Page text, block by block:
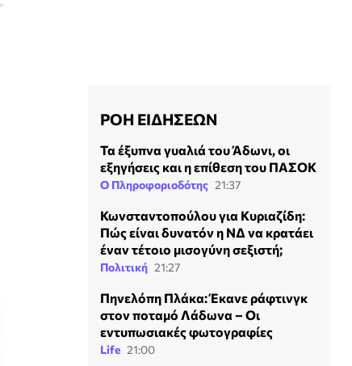
ΡΟΗ ΕΙΔΗΣΕΩΝ
Τα έξυπνα γυαλιά του Άδωνι, οι
εξηγήσεις και η επίθεση του ΠΑΣΟΚ
Ο Πληροφοριοδότης 21:37
Κωνσταντοπούλου για Κυριαζίδη:
Πώς είναι δυνατόν η ΝΔ να κρατάει
έναν τέτοιο μισογύνη σεξιστή;
Πολιτική 21:27
Πηνελόπη Πλάκα: Έκανε ράφτινγκ
στον ποταμό Λάδωνα – Οι
εντυπωσιακές φωτογραφίες
Life 21:00